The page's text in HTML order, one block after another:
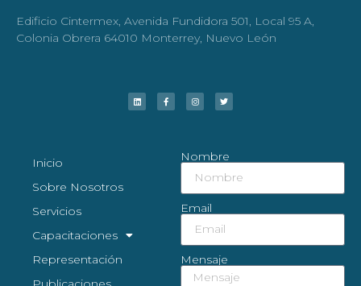
Edificio Cintermex, Avenida Fundidora 501, Local 95 A,
Colonia Obrera 64010 Monterrey, Nuevo León
Inicio
Sobre Nosotros
Servicios
Capacitaciones
Representación
Nombre
Email
Mensaje